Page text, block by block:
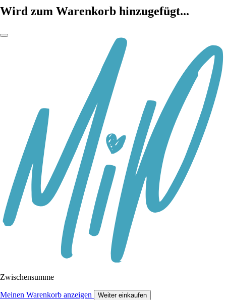
Wird zum Warenkorb hinzugefügt...
Zwischensumme
Meinen Warenkorb anzeigen Weiter einkaufen